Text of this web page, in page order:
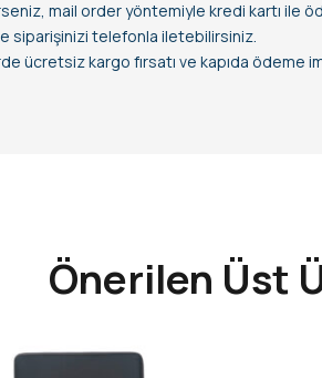
mail order yöntemiyle kredi kartı ile
siparişinizi telefonla iletebilirsiniz.
ücretsiz kargo fırsatı ve kapıda ödeme
Önerilen Üst